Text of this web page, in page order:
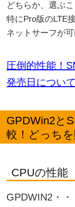
どちらか、選ぶこ
特にPro版のLTE
ネットサーフが
圧倒的性能！
発売日について
GPDWin2と
較！どっち
CPUの性能
GPDWIN2・